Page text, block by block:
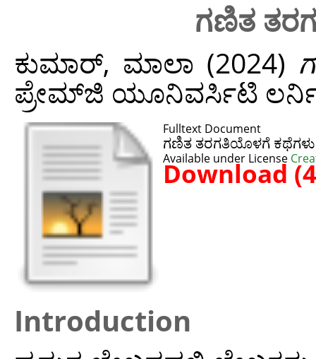
ಗಣಿತ
ಕುಮಾರ್, ಮಾಲಾ (2024)
ಪ್ರೇಮ್‌ಜಿ ಯೂನಿವರ್ಸಿಟಿ
Fulltext Document
ಗಣಿತ ತರಗತಿಯೊಳಗೆ
Available under License
Download
Introduction